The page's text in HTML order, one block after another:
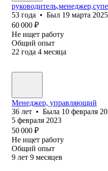
53 года • Был 19 марта 2025
60 000 ₽
Не ищет работу
Общий опыт
22 года 4 месяца
Менеджер, управляющий
36 лет • Была 10 февраля
5 февраля 2023
50 000 ₽
Не ищет работу
Общий опыт
9 лет 9 месяцев